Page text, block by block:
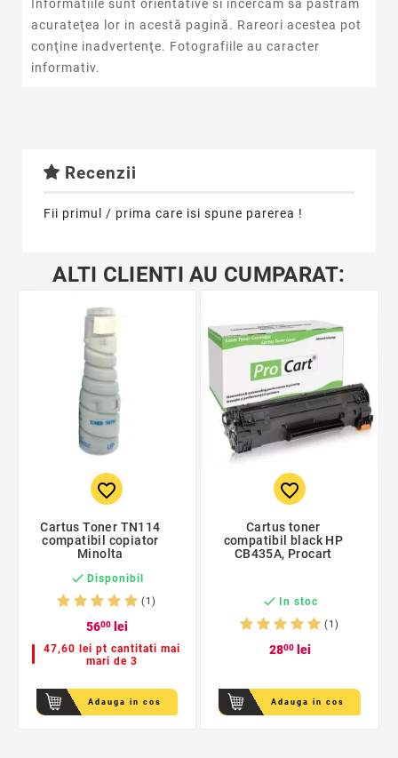
Informatiile sunt orientative si incercam sa pastram
acurateţea lor in acestă pagină. Rareori acestea pot
conţine inadvertenţe. Fotografiile au caracter
informativ.
Recenzii
Fii primul / prima care isi spune parerea !
ALTI CLIENTI AU CUMPARAT:
favorite_border
Cartus Toner TN114
compatibil copiator
Minolta
 Disponibil
(1)
5600lei
47,60 lei pt cantitati mai
mari de 3
Adauga in cos
favorite_border
Cartus toner
compatibil black HP
CB435A, Procart
 In stoc
(1)
2800lei
Adauga in cos